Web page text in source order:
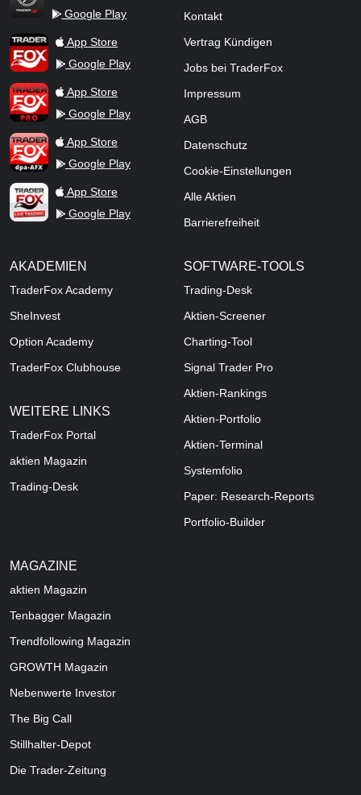
TraderFox Flash
Google Play
TraderFox AppApp Store
Google Play
TraderFox ProApp Store
Google Play
TraderFox dpa-AFX ProFeed
App Store
Google Play
TraderFox Live Trading
App Store
Google Play
Kontakt
Vertrag Kündigen
Jobs bei TraderFox
Impressum
AGB
Datenschutz
Cookie-Einstellungen
Alle Aktien
Barrierefreiheit
AKADEMIEN
TraderFox Academy
SheInvest
Option Academy
TraderFox Clubhouse
WEITERE LINKS
TraderFox Portal
aktien Magazin
Trading-Desk
SOFTWARE-TOOLS
Trading-Desk
Aktien-Screener
Charting-Tool
Signal Trader Pro
Aktien-Rankings
Aktien-Portfolio
Aktien-Terminal
Systemfolio
Paper: Research-Reports
Portfolio-Builder
MAGAZINE
aktien Magazin
Tenbagger Magazin
Trendfollowing Magazin
GROWTH Magazin
Nebenwerte Investor
The Big Call
Stillhalter-Depot
Die Trader-Zeitung